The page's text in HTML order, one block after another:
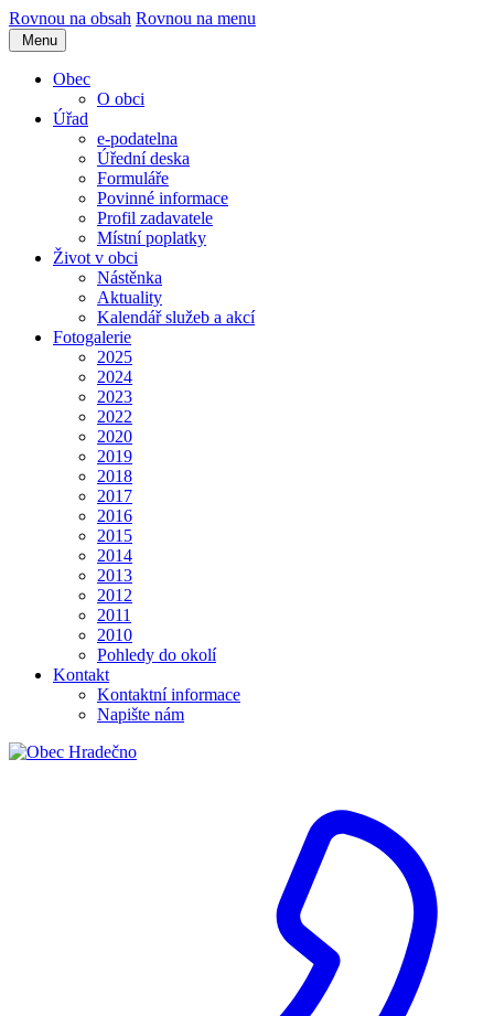
Rovnou na obsah Rovnou na menu
Menu
Obec
O obci
Úřad
e-podatelna
Úřední deska
Formuláře
Povinné informace
Profil zadavatele
Místní poplatky
Život v obci
Nástěnka
Aktuality
Kalendář služeb a akcí
Fotogalerie
2025
2024
2023
2022
2020
2019
2018
2017
2016
2015
2014
2013
2012
2011
2010
Pohledy do okolí
Kontakt
Kontaktní informace
Napište nám